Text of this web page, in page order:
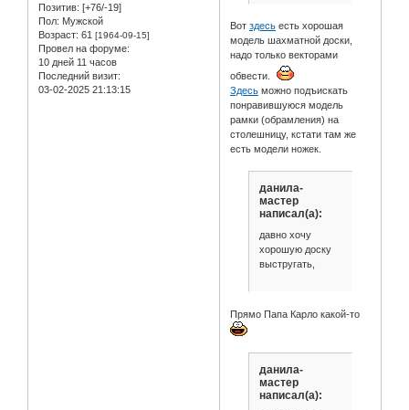
Позитив: [+76/-19]
Пол: Мужской
Возраст: 61 [1964-09-15]
Провел на форуме:
10 дней 11 часов
Последний визит:
03-02-2025 21:13:15
Вотздесь есть хорошая
модель шахматной доски,
надо только векторами
обвести.
Здесь можно подъискать
понравившуюся модель
рамки (обрамления) на
столешницу, кстати там же
есть модели ножек.
данила-
мастер
написал(а):
давно хочу
хорошую доску
выстругать,
Прямо Папа Карло какой-то
данила-
мастер
написал(а):